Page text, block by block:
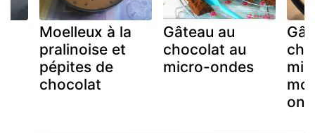
Moelleux à la
pralinoise et
pépites de
chocolat
Gâteau au
chocolat au
micro-ondes